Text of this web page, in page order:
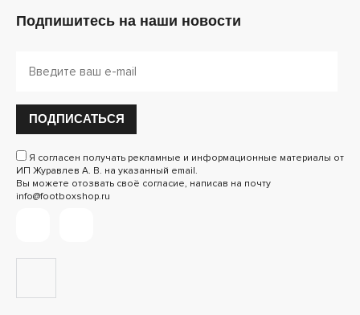
Подпишитесь на наши новости
ПОДПИСАТЬСЯ
Я согласен получать рекламные и информационные материалы от
ИП Журавлев А. В. на указанный email.
Вы можете отозвать своё согласие, написав на почту
info@footboxshop.ru